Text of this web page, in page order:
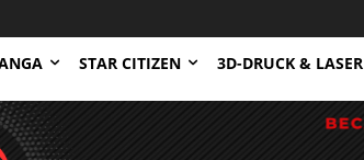
STAR CITIZEN 3D-DRUCK & LASER